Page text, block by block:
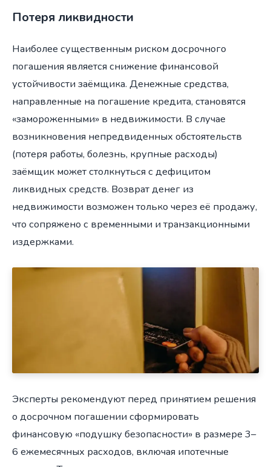
Потеря ликвидности
Наиболее существенным риском досрочного
погашения является снижение финансовой
устойчивости заёмщика. Денежные средства,
направленные на погашение кредита, становятся
«замороженными» в недвижимости. В случае
возникновения непредвиденных обстоятельств
(потеря работы, болезнь, крупные расходы)
заёмщик может столкнуться с дефицитом
ликвидных средств. Возврат денег из
недвижимости возможен только через её продажу,
что сопряжено с временными и транзакционными
издержками.
Эксперты рекомендуют перед принятием решения
о досрочном погашении сформировать
финансовую «подушку безопасности» в размере 3–
6 ежемесячных расходов, включая ипотечные